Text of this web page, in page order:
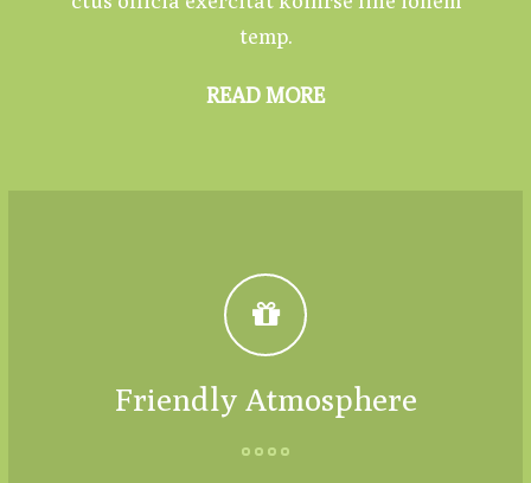
temp.
READ MORE
Friendly Atmosphere